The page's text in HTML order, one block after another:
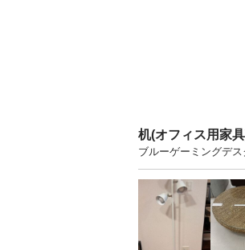
机(オフィス用家
ブルーゲーミングデ